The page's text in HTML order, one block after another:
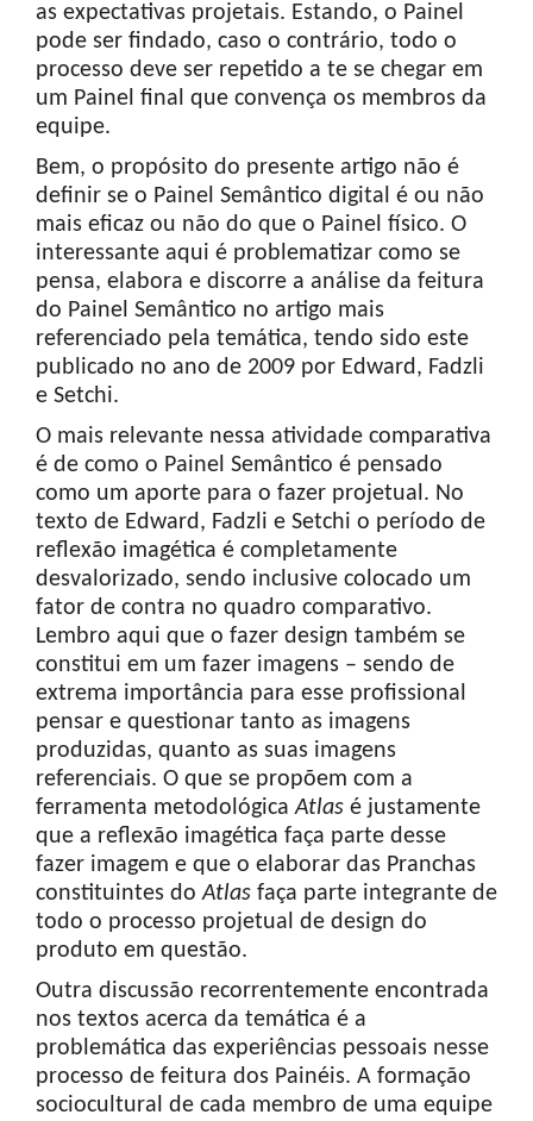
as expectativas projetais. Estando, o Painel
pode ser findado, caso o contrário, todo o
processo deve ser repetido a te se chegar em
um Painel final que convença os membros da
equipe.
Bem, o propósito do presente artigo não é
definir se o Painel Semântico digital é ou não
mais eficaz ou não do que o Painel físico. O
interessante aqui é problematizar como se
pensa, elabora e discorre a análise da feitura
do Painel Semântico no artigo mais
referenciado pela temática, tendo sido este
publicado no ano de 2009 por Edward, Fadzli
e Setchi.
O mais relevante nessa atividade comparativa
é de como o Painel Semântico é pensado
como um aporte para o fazer projetual. No
texto de Edward, Fadzli e Setchi o período de
reflexão imagética é completamente
desvalorizado, sendo inclusive colocado um
fator de contra no quadro comparativo.
Lembro aqui que o fazer design também se
constitui em um fazer imagens – sendo de
extrema importância para esse profissional
pensar e questionar tanto as imagens
produzidas, quanto as suas imagens
referenciais. O que se propõem com a
ferramenta metodológicaAtlas é justamente
que a reflexão imagética faça parte desse
fazer imagem e que o elaborar das Pranchas
constituintes doAtlas faça parte integrante de
todo o processo projetual de design do
produto em questão.
Outra discussão recorrentemente encontrada
nos textos acerca da temática é a
problemática das experiências pessoais nesse
processo de feitura dos Painéis. A formação
sociocultural de cada membro de uma equipe